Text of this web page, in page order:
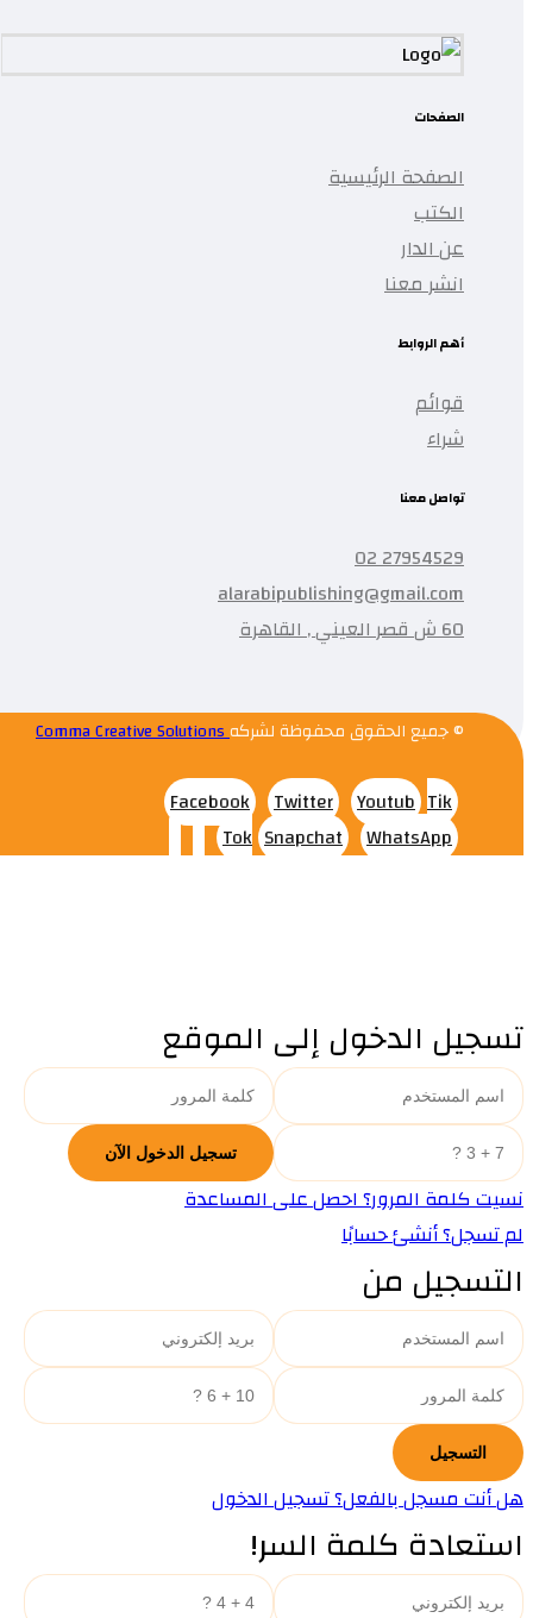
الصفحات
الصفحة الرئيسية
الكتب
عن الدار
انشر معنا
أهم الروابط
قوائم
شراء
تواصل معنا
27954529 02
alarabipublishing@gmail.com
60 ش قصر العيني , القاهرة
© جميع الحقوق محفوظة لشركهComma Creative Solutions
Facebook Twitter Youtub Tik
Tok Snapchat WhatsApp
تسجيل الدخول إلى الموقع
نسيت كلمة المرور؟ احصل على المساعدة
لم تسجل؟ أنشئ حسابًا
التسجيل من
هل أنت مسجل بالفعل؟ تسجيل الدخول
استعادة كلمة السر!